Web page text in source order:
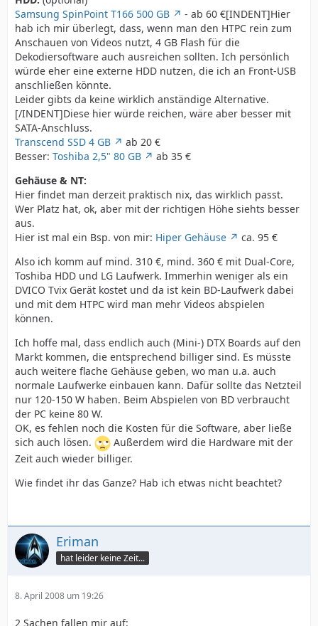
Samsung SpinPoint T166 500 GB
- ab 60 €[INDENT]Hier
hab ich mir überlegt, dass, wenn man den HTPC rein zum
Anschauen von Videos nutzt, 4 GB Flash für die
Dekodiersoftware auch ausreichen sollten. Ich persönlich
würde eher eine externe HDD nutzen, die ich an Front-USB
anschließen könnte.
Leider gibts da keine wirklich anständige Alternative.
[/INDENT]Diese hier würde reichen, wäre aber besser mit
SATA-Anschluss.
Transcend SSD 4 GB
ab 20 €
Besser: Toshiba 2,5" 80 GB
ab 35 €
Gehäuse & NT:
Hier findet man derzeit praktisch nix, das wirklich passt.
Wer Platz hat, ok, aber mit der richtigen Höhe siehts besser
aus.
Hier ist mal ein Bsp. von mir: Hiper Gehäuse
ca. 95 €
Also ich komm auf mind. 310 €, mind. 360 € mit Dual-Core,
Toshiba HDD und LG Laufwerk. Immerhin weniger als ein
DVICO Tvix Gerät kostet und da ist kein BD-Laufwerk dabei
und mit dem HTPC wird man mehr Videos abspielen
können.
Ich hoffe mal, dass endlich auch (Mini-) DTX Boards auf den
Markt kommen, die entsprechend billiger sind. Es müsste
auch weitere flache Gehäuse geben, wo man u.a. auch
normale Laufwerke einbauen kann. Dafür sollte das Netzteil
nur 120-150 W haben. Beim Abspielen von BD verbraucht
der PC keine 80 W.
OK, es fehlen noch die Kosten für die Software, aber ließe
sich auch lösen.
Außerdem wird die Hardware mit der
Zeit auch wieder billiger.
Wie findet ihr das Ganze? Hab ich etwas nicht beachtet?
Eriman
hat leider keine Zeit...
8. April 2008 um 19:26
2 Sachen fallen mir auf: